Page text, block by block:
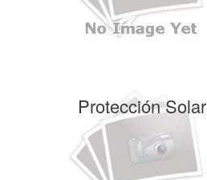
Protección Solar